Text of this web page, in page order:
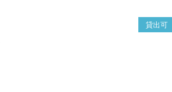
貸出可